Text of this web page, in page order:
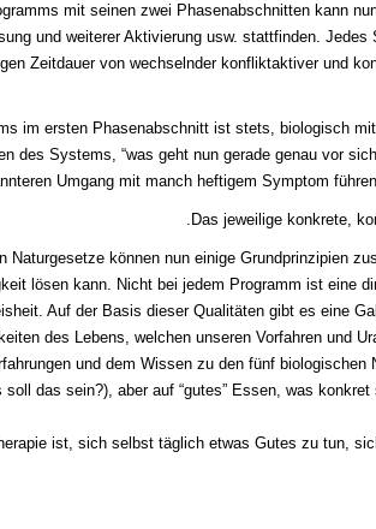
mit seinen zwei Phasenabschnitten kann
und weiterer Aktivierung usw. stattfinden.
Zeitdauer von wechselnder konfliktaktiver und
im ersten Phasenabschnitt ist stets, biologisch
des Systems, “was geht nun gerade genau vor
Umgang mit manch heftigem Symptom
Das jeweilige konkrete,
Naturgesetze können nun einige Grundprinzipien
lösen kann. Nicht bei jedem Programm ist eine
Auf der Basis dieser Qualitäten gibt es eine
des Lebens, welchen unseren Vorfahren und
und dem Wissen zu den fünf
soll das sein?), aber auf “gutes” Essen, was
ist, sich selbst täglich etwas Gutes zu tun,